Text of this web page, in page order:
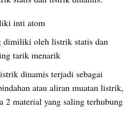
inti atom
dimiliki oleh listrik statis dan
tarik menarik
dinamis terjadi sebagai
atau aliran muatan listrik,
2 material yang saling terhubung